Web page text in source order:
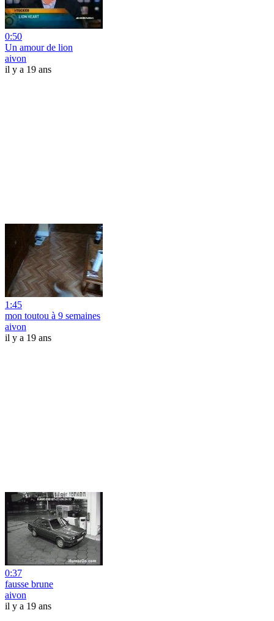
0:50
Un amour de lion
aivon
il y a 19 ans
1:45
mon toutou à 9 semaines
aivon
il y a 19 ans
0:37
fausse brune
aivon
il y a 19 ans